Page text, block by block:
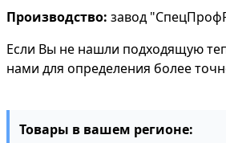
Производство: завод
Если Вы не нашли подходящую
нами для определения более
Товары в вашем регионе: